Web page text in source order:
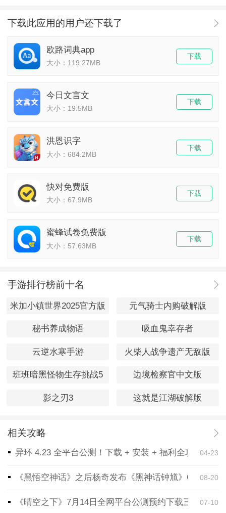
下载此应用的用户还下载了
欧路词典app
大小：119.27MB
下载
今日文言文
大小：19.5MB
下载
洪恩识字
大小：684.2MB
下载
快对免费版
大小：67.9MB
下载
蜜蜂试卷免费版
大小：57.63MB
下载
手游排行榜前十名
米加小镇世界2025官方版 元气骑士内购破解版
秘书养成物语 吸血鬼幸存者
云逆水寒手游 火柴人战争遗产无敌版
班班暗黑怪物生存挑战5 边境检察官中文版
影之刃3 这就是江湖破解版
相关攻略
异环 4.23 全平台公测！下载 + 安装 + 福利全攻略，一
04-23
《黑悟空神话》之后杨奇发布《黑神话钟馗》CG！预
08-20
《晴空之下》7月14日全网平台公测预约下载三端同步
07-10